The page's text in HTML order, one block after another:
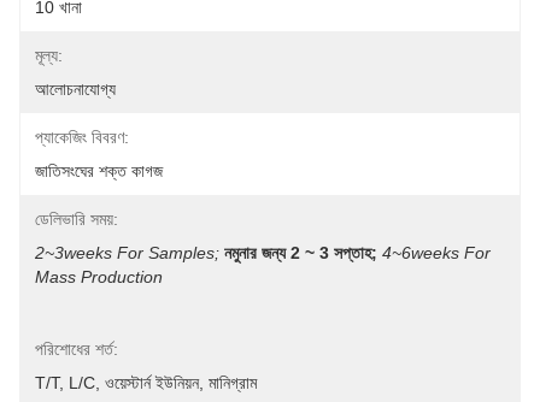
10 খানা
মূল্য:
আলোচনাযোগ্য
প্যাকেজিং বিবরণ:
জাতিসংঘের শক্ত কাগজ
ডেলিভারি সময়:
2~3weeks For Samples; নমুনার জন্য 2 ~ 3 সপ্তাহ; 4~6weeks For
Mass Production
পরিশোধের শর্ত:
T/T, L/C, ওয়েস্টার্ন ইউনিয়ন, মানিগ্রাম